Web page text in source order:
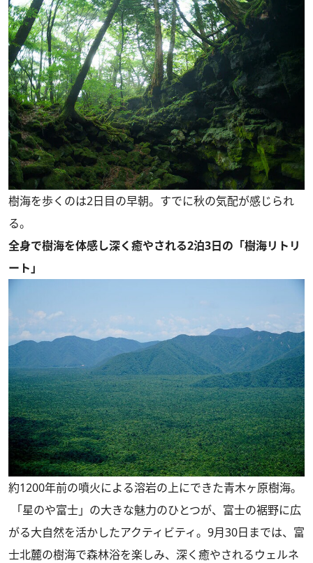
樹海を歩くのは2日目の早朝。すでに秋の気配が感じられ
る。
全身で樹海を体感し深く癒やされる2泊3日の「樹海リトリ
ート」
約1200年前の噴火による溶岩の上にできた青木ヶ原樹海。
「星のや富士」の大きな魅力のひとつが、富士の裾野に広
がる大自然を活かしたアクティビティ。9月30日までは、富
士北麓の樹海で森林浴を楽しみ、深く癒やされるウェルネ